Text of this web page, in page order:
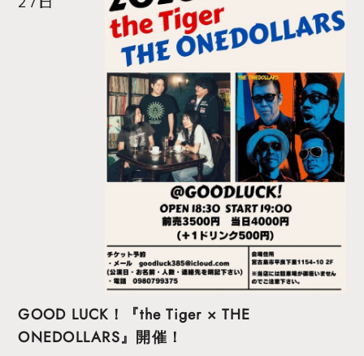
GOOD LUCK！『the Tiger × THE
ONEDOLLARS』開催！